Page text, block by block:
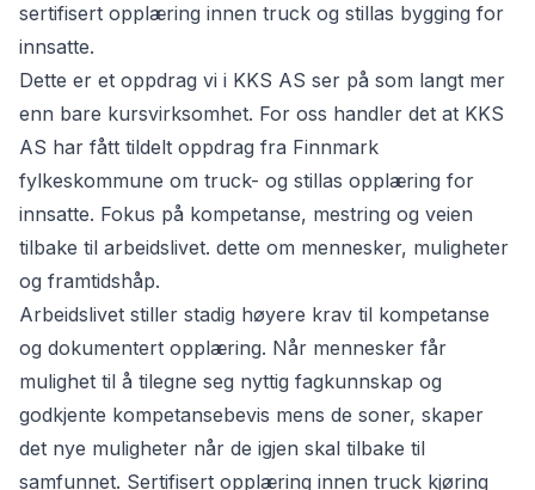
sertifisert opplæring innen truck og stillas bygging for
innsatte.
Dette er et oppdrag vi i KKS AS ser på som langt mer
enn bare kursvirksomhet. For oss handler det at KKS
AS har fått tildelt oppdrag fra Finnmark
fylkeskommune om truck- og stillas opplæring for
innsatte. Fokus på kompetanse, mestring og veien
tilbake til arbeidslivet. dette om mennesker, muligheter
og framtidshåp.
Arbeidslivet stiller stadig høyere krav til kompetanse
og dokumentert opplæring. Når mennesker får
mulighet til å tilegne seg nyttig fagkunnskap og
godkjente kompetansebevis mens de soner, skaper
det nye muligheter når de igjen skal tilbake til
samfunnet. Sertifisert opplæring innen truck kjøring